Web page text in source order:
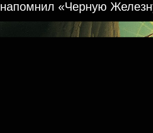
напомнил «Черную